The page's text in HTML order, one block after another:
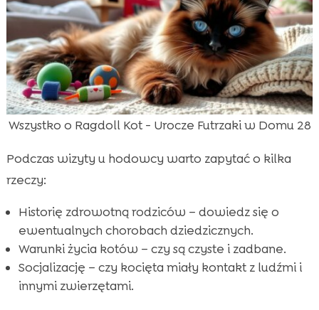
Wszystko o Ragdoll Kot - Urocze Futrzaki w Domu 28
Podczas wizyty u hodowcy warto zapytać o kilka
rzeczy:
Historię zdrowotną rodziców – dowiedz się o
ewentualnych chorobach dziedzicznych.
Warunki życia kotów – czy są czyste i zadbane.
Socjalizację – czy kocięta miały kontakt z ludźmi i
innymi zwierzętami.